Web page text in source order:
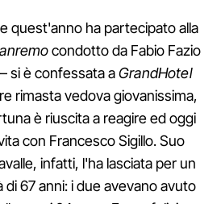
quest'anno ha partecipato alla
condotto da Fabio Fazio
si è confessata aGrandHotel
rimasta vedova giovanissima,
è riuscita a reagire ed oggi
con Francesco Sigillo. Suo
infatti, l'ha lasciata per un
di 67 anni: i due avevano avuto